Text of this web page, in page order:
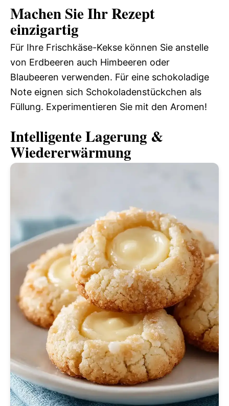
Machen Sie Ihr Rezept
einzigartig
Für Ihre Frischkäse-Kekse können Sie anstelle
von Erdbeeren auch Himbeeren oder
Blaubeeren verwenden. Für eine schokoladige
Note eignen sich Schokoladenstückchen als
Füllung. Experimentieren Sie mit den Aromen!
Intelligente Lagerung &
Wiedererwärmung